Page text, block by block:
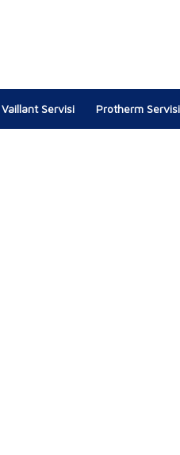
Vaillant Servisi Protherm Servisi